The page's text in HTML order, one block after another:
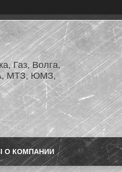
Газ, Волга,
МТЗ, ЮМЗ,
О КОМПАНИИ